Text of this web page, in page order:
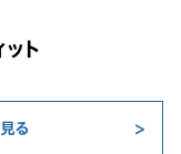
ット
る